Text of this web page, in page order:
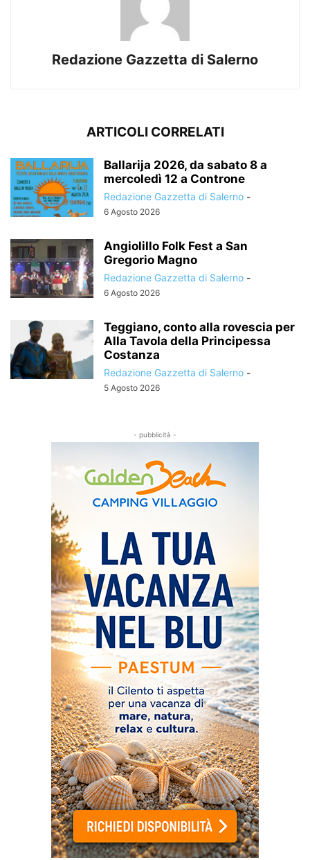
Redazione Gazzetta di Salerno
ARTICOLI CORRELATI
Ballarija 2026, da sabato 8 a
mercoledì 12 a Controne
Redazione Gazzetta di Salerno -
6 Agosto 2026
Angiolillo Folk Fest a San
Gregorio Magno
Redazione Gazzetta di Salerno -
6 Agosto 2026
Teggiano, conto alla rovescia per
Alla Tavola della Principessa
Costanza
Redazione Gazzetta di Salerno -
5 Agosto 2026
- pubblicità -